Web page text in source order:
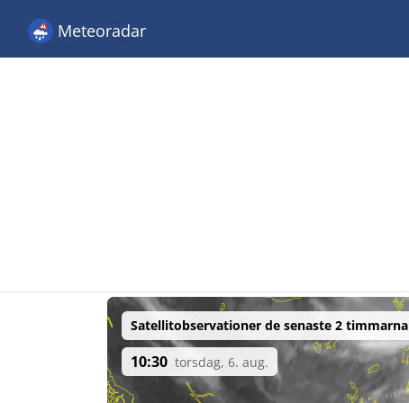
Meteoradar
Satellitobservationer de senaste 2 timmarna
10:30 torsdag, 6. aug.